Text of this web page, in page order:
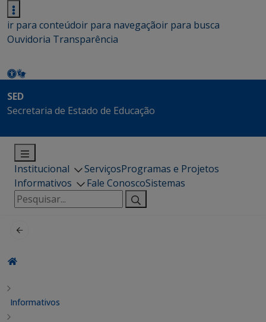
ir para conteúdoir para navegaçãoir para busca
Ouvidoria Transparência
SED
Secretaria de Estado de Educação
Institucional ServiçosProgramas e Projetos
Informativos
Fale ConoscoSistemas
Pesquisar
por:
Informativos